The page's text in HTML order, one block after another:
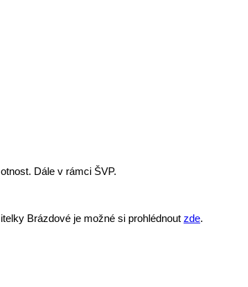
Dále v rámci ŠVP.
Brázdové je možné si prohlédnout zde.